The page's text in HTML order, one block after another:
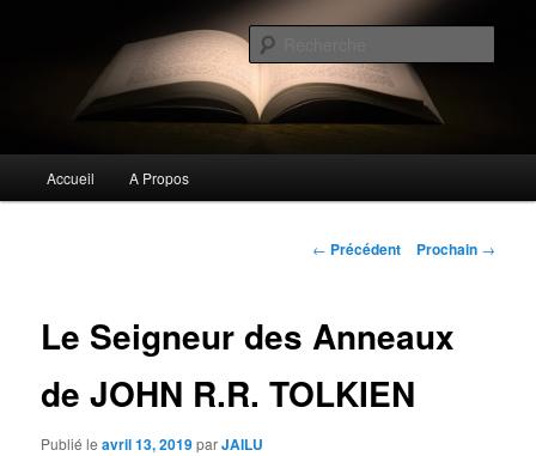
Biblioclo
Commentaires littéraires en tout genre
principal
Accueil A Propos
Navigation
← Précédent Prochain →
Le Seigneur des Anneaux
de JOHN R.R. TOLKIEN
Publié leavril 13, 2019parJAILU